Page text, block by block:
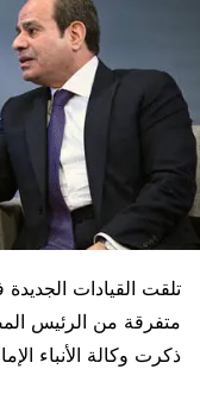
تلقت القيادات الجديدة
متفرقة من الرئيس
ذكرت وكالة الأنباء